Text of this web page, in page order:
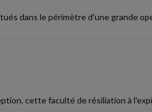
dans le périmètre d'une grande
cette faculté de résiliation à